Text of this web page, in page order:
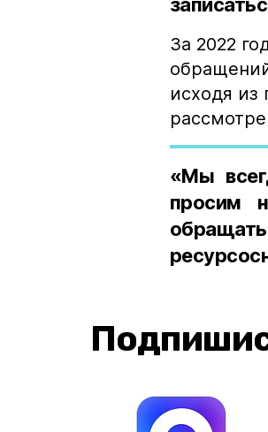
За 2022
исходя из
«Мы
просим